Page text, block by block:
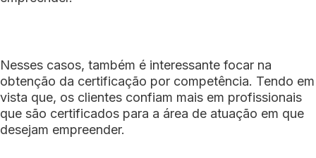
Nesses casos, também é interessante focar na
obtenção da certificação por competência. Tendo em
vista que, os clientes confiam mais em profissionais
que são certificados para a área de atuação em que
desejam empreender.